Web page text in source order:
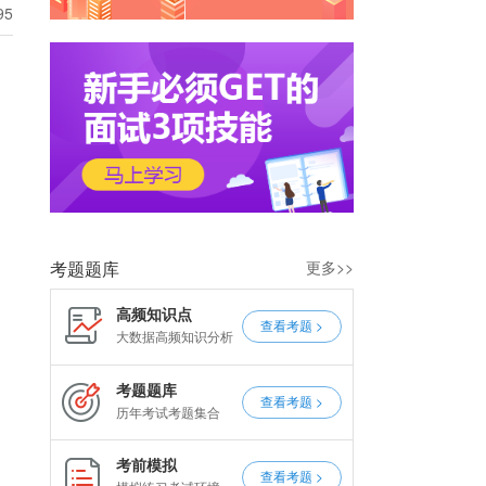
考题题库 更多>>
高频知识点
大数据高频知识分析
查看考题 >
考题题库
历年考试考题集合
查看考题 >
考前模拟
查看考题 >